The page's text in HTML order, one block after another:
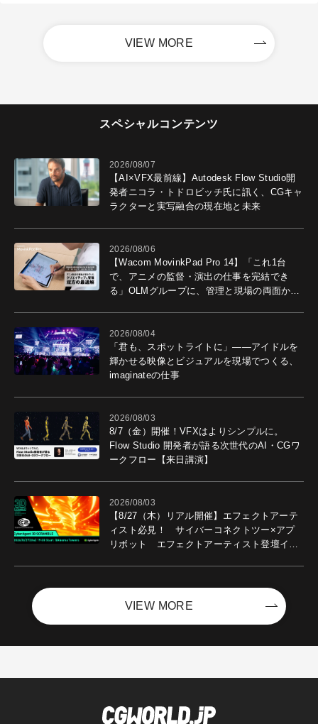
VIEW MORE
スペシャルコンテンツ
2026/08/07
【AI×VFX最前線】Autodesk Flow Studio開
発者ニコラ・トドロビッチ氏に訊く、CGキャ
ラクターと実写融合の現在地と未来
2026/08/06
【Wacom MovinkPad Pro 14】「これ1台
で、アニメの監督・演出の仕事を完結でき
る」OLMグループに、管理と現場の両面から
2026/08/04
「君も、スポットライトに」――アイドルを
輝かせる映像とビジュアルを現場でつくる、
imaginateの仕事
2026/08/03
8/7（金）開催！VFXはよりシンプルに。
Flow Studio 開発者が語る次世代のAI・CGワ
ークフロー【来日講演】
2026/08/03
【8/27（木）リアル開催】エフェクトアーテ
ィスト必見！ サイバーコネクトツー×アプ
リボット エフェクトアーティスト登壇イベ
VIEW MORE